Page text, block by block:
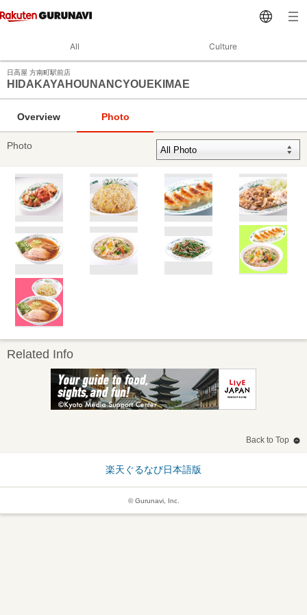
All Culture
日高屋 方南町駅前店
HIDAKAYAHOUNANCYOUEKIMAE
Overview Photo
Photo
Related Info
Back to Top
楽天ぐるなび日本語版
© Gurunavi, Inc.